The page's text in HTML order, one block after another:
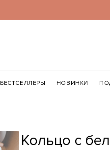
БЕСТСЕЛЛЕРЫ НОВИНКИ
Кольцо с